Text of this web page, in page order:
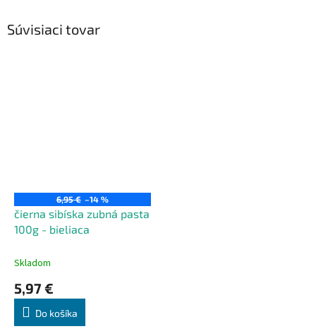
Súvisiaci tovar
6,95 € –14 %
čierna sibíska zubná pasta
100g - bieliaca
Skladom
5,97 €
Do košíka